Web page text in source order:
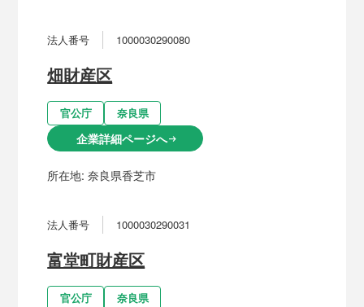
法人番号 1000030290080
畑財産区
官公庁 奈良県
企業詳細ページへarrow_right_alt
所在地:奈良県香芝市
法人番号 1000030290031
富堂町財産区
官公庁 奈良県